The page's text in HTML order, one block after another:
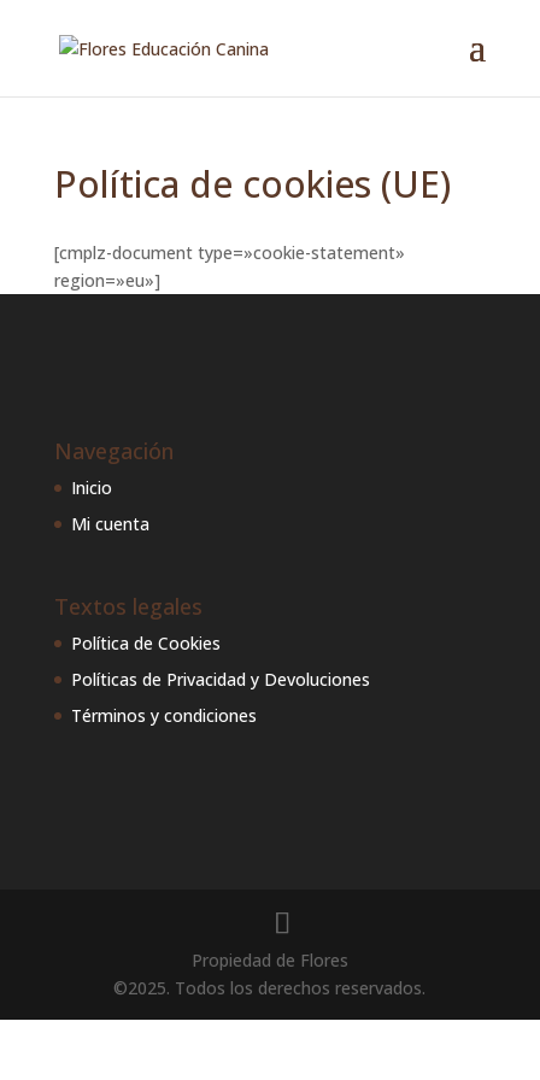
Política de cookies (UE)
[cmplz-document type=»cookie-statement»
region=»eu»]
Navegación
Inicio
Mi cuenta
Textos legales
Política de Cookies
Políticas de Privacidad y Devoluciones
Términos y condiciones
Propiedad de Flores
©2025. Todos los derechos reservados.